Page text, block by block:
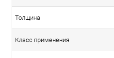
Толщина
Класс применения